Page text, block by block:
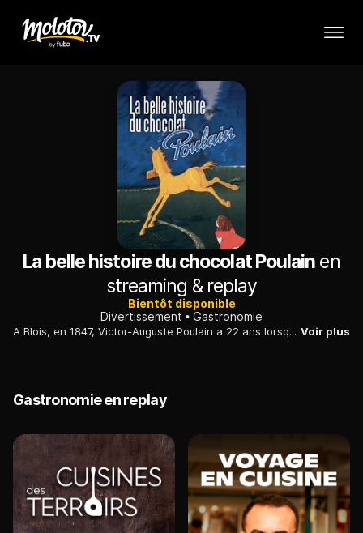
La belle histoire du chocolat Poulain en
streaming & replay
Bientôt disponible
Divertissement
Gastronomie
A Blois, en 1847, Victor-Auguste Poulain a 22 ans lorsqu'il installe une chocolaterie, qui va devenir l'une des plus grandes marques de chocolat au monde. Voir plus
Gastronomie en replay